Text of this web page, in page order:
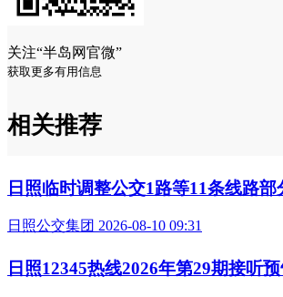
关注“半岛网官微”
获取更多有用信息
相关推荐
日照临时调整公交1路等11条线路
日照公交集团 2026-08-10 09:31
日照12345热线2026年第29期接听